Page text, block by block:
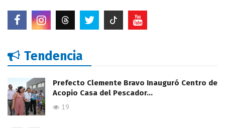
Tendencia
Prefecto Clemente Bravo Inauguró Centro de
Acopio Casa del Pescador…
19